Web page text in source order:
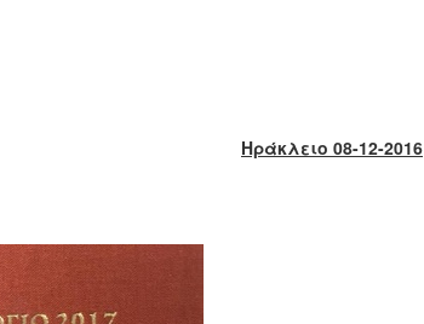
Ηράκλειο 08-12-2016